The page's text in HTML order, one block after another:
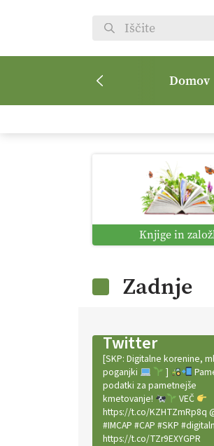
Domov
Knjige in
Zadnje
Twitter
[SKP: Digitalne korenine,
poganjki
]
podatki za pametnejše
kmetovanje!
VEČ
https://t.co/KZHTZmRp8q
#IMCAP #CAP #SKP
https://t.co/TZr9EXYGPR